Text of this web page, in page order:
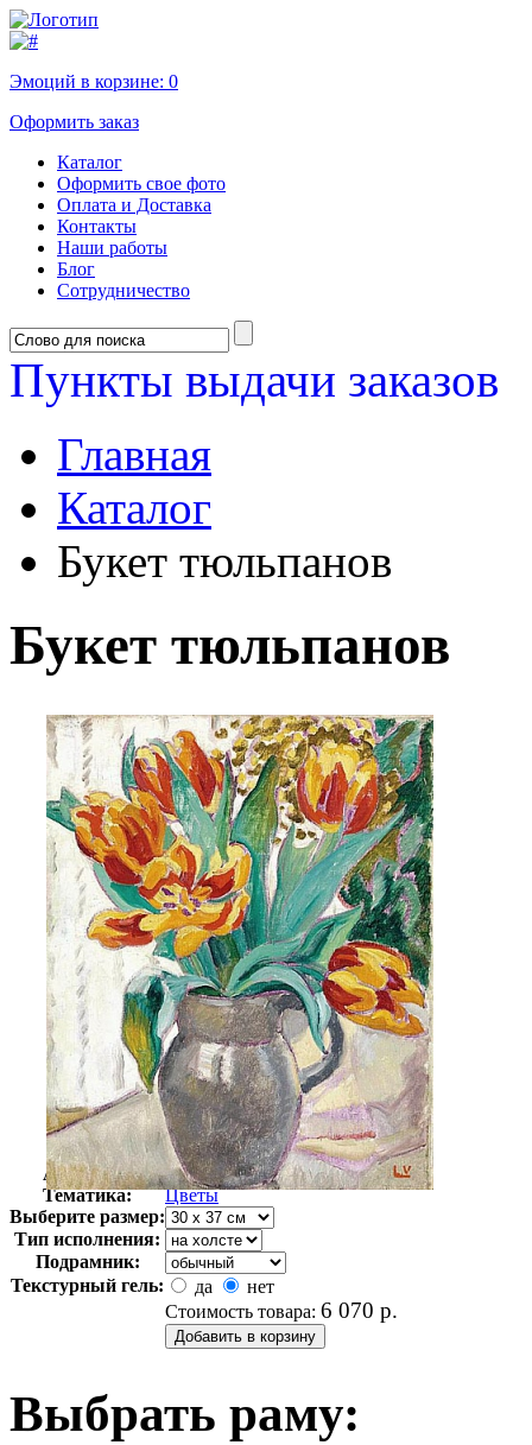
Эмоций в корзине: 0
Оформить заказ
Каталог
Оформить свое фото
Оплата и Доставка
Контакты
Наши работы
Блог
Сотрудничество
Пункты выдачи заказов
Главная
Каталог
Букет тюльпанов
Букет тюльпанов
Автор:
Вальта Луи
Арт-стиль
Французская живопись
Тематика:
Цветы
Выберите размер:
Тип исполнения:
Подрамник:
Текстурный гель:
да
нет
Стоимость товара: 6 070 р.
Выбрать раму: